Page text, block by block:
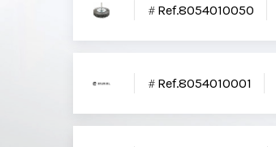
Ref.8054010050
Ref.8054010001